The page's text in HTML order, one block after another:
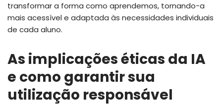
transformar a forma como aprendemos, tornando-a
mais acessível e adaptada às necessidades individuais
de cada aluno.
As implicações éticas da IA
e como garantir sua
utilização responsável